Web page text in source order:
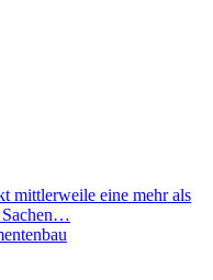
mittlerweile eine mehr als
Sachen…